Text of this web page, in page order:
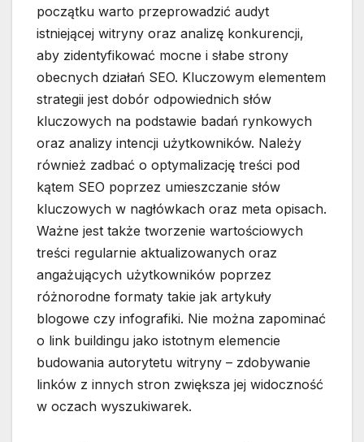
początku warto przeprowadzić audyt
istniejącej witryny oraz analizę konkurencji,
aby zidentyfikować mocne i słabe strony
obecnych działań SEO. Kluczowym elementem
strategii jest dobór odpowiednich słów
kluczowych na podstawie badań rynkowych
oraz analizy intencji użytkowników. Należy
również zadbać o optymalizację treści pod
kątem SEO poprzez umieszczanie słów
kluczowych w nagłówkach oraz meta opisach.
Ważne jest także tworzenie wartościowych
treści regularnie aktualizowanych oraz
angażujących użytkowników poprzez
różnorodne formaty takie jak artykuły
blogowe czy infografiki. Nie można zapominać
o link buildingu jako istotnym elemencie
budowania autorytetu witryny – zdobywanie
linków z innych stron zwiększa jej widoczność
w oczach wyszukiwarek.